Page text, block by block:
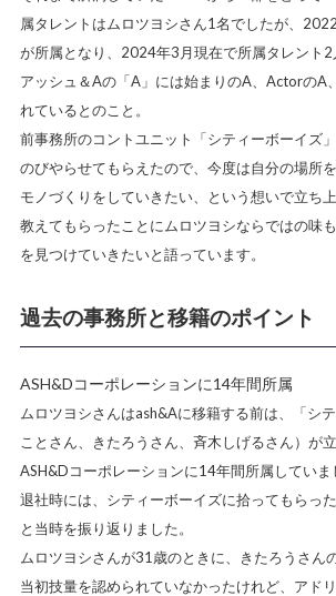
属タレントはムロツヨシさん1名でしたが、
が所属となり、2024年3月現在で所属タレント2
アッシュ＆Aの「A」には始まりのA、ActorのA
れているとのこと。
前事務所のコントユニット「シティーボーイズ
のびやらせてもらえたので、今度は自分の場所
モノづくりをしていきたい、という想いで立ち上
教えてもらったことにムロツヨシならではの味
を見つけていきたいと語っています。
過去の事務所と移籍のポイント
ASH&Dコーポレーションに14年間所属
ムロツヨシさんはash&Aに移籍する前は、「シ
ことさん、きたろうさん、斉木しげるさん）が
ASH&Dコーポレーションに14年間所属していま
退社時には、シティーボーイズに拾ってもらっ
と当時を振り返りました。
ムロツヨシさんが31歳のときに、きたろうさん
当初技量を認められていなかったけれど、アド